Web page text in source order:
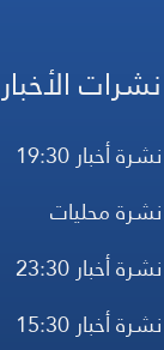
نشرات الأخبار
نشرة أخبار 19:30
نشرة محليات
نشرة أخبار 23:30
نشرة أخبار 15:30